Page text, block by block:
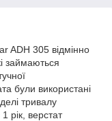
ADH 305 відмінно
займаються
були використані
тривалу
рік, верстат